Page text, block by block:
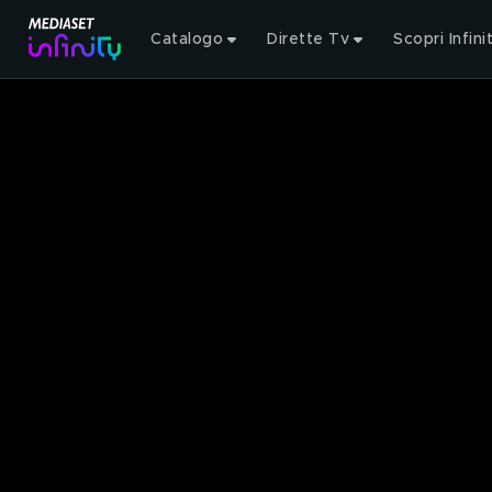
Catalogo Dirette Tv Scopri